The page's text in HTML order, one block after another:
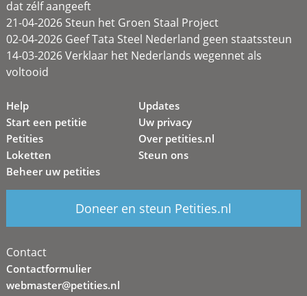
dat zélf aangeeft
21-04-2026 Steun het Groen Staal Project
02-04-2026 Geef Tata Steel Nederland geen staatssteun
14-03-2026 Verklaar het Nederlands wegennet als
voltooid
Help
Start een petitie
Petities
Loketten
Beheer uw petities
Updates
Uw privacy
Over petities.nl
Steun ons
Doneer en steun Petities.nl
Contact
Contactformulier
webmaster@petities.nl